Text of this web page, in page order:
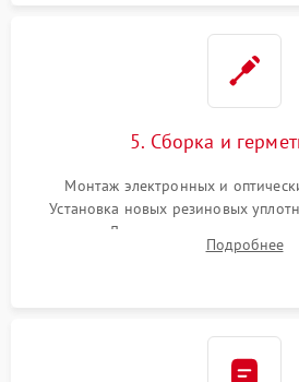
5. Сборка и
Монтаж электронных и
Установка новых резиновых
герметика. Для закрытых
заполнение инертным газом для
Подробнее